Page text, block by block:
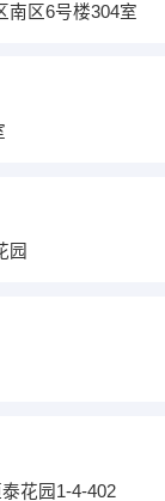
南区6号楼304室
园
花园1-4-402